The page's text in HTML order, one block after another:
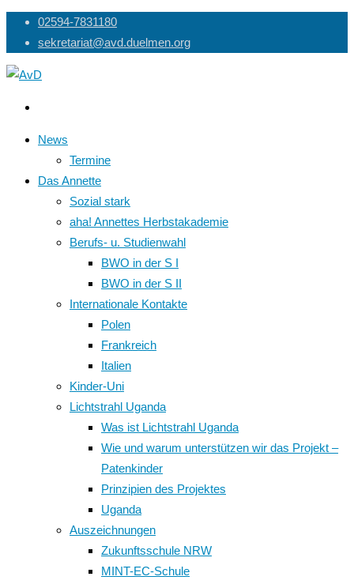
Skip
content
02594-7831180
sekretariat@avd.duelmen.org
News
Termine
Das Annette
Sozial stark
aha! Annettes Herbstakademie
Berufs- u. Studienwahl
BWO in der S I
BWO in der S II
Internationale Kontakte
Polen
Frankreich
Italien
Kinder-Uni
Lichtstrahl Uganda
Was ist Lichtstrahl Uganda
Wie und warum unterstützen wir das Projekt –
Patenkinder
Prinzipien des Projektes
Uganda
Auszeichnungen
Zukunftsschule NRW
MINT-EC-Schule